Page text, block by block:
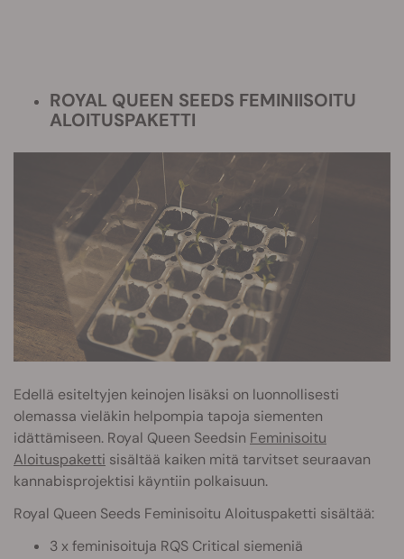
ROYAL QUEEN SEEDS FEMINIISOITU
ALOITUSPAKETTI
Edellä esiteltyjen keinojen lisäksi on luonnollisesti
olemassa vieläkin helpompia tapoja siementen
idättämiseen. Royal Queen Seedsin Feminisoitu
Aloituspaketti sisältää kaiken mitä tarvitset seuraavan
kannabisprojektisi käyntiin polkaisuun.
Royal Queen Seeds Feminisoitu Aloituspaketti sisältää:
3 x feminisoituja RQS Critical siemeniä